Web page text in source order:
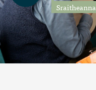
Sraitheanna